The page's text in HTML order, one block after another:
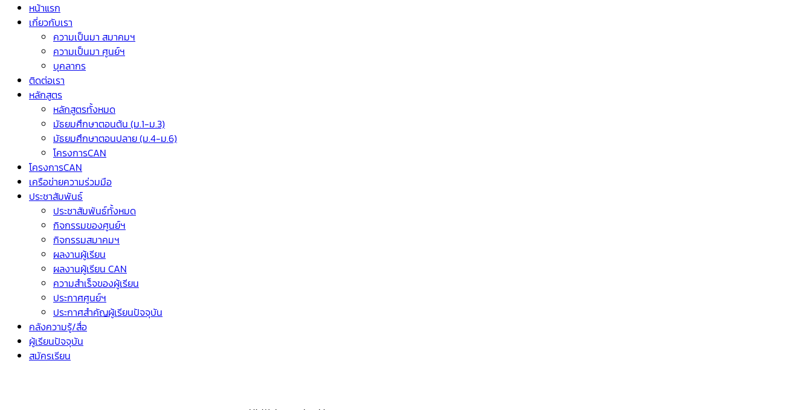
หน้าแรก
เกี่ยวกับเรา
ความเป็นมา สมาคมฯ
ความเป็นมา ศูนย์ฯ
บุคลากร
ติดต่อเรา
หลักสูตร
หลักสูตรทั้งหมด
มัธยมศึกษาตอนต้น (ม.1-ม.3)
มัธยมศึกษาตอนปลาย (ม.4-ม.6)
โครงการCAN
โครงการCAN
เครือข่ายความร่วมมือ
ประชาสัมพันธ์
ประชาสัมพันธ์ทั้งหมด
กิจกรรมของศูนย์ฯ
กิจกรรมสมาคมฯ
ผลงานผู้เรียน
ผลงานผู้เรียน CAN
ความสำเร็จของผู้เรียน
ประกาศศูนย์ฯ
ประกาศสำคัญผู้เรียนปัจจุบัน
คลังความรู้/สื่อ
ผู้เรียนปัจจุบัน
สมัครเรียน